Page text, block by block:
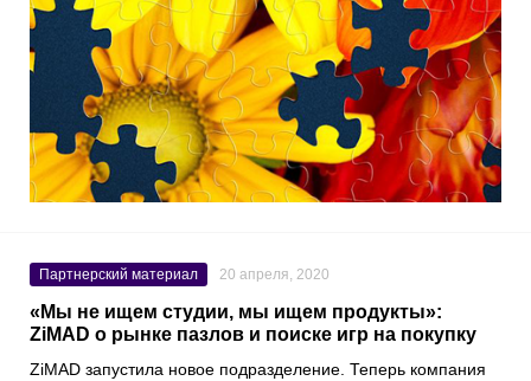
Партнерский материал 20 апреля, 2020
«Мы не ищем студии, мы ищем продукты»:
ZiMAD о рынке пазлов и поиске игр на покупку
ZiMAD запустила новое подразделение. Теперь компания